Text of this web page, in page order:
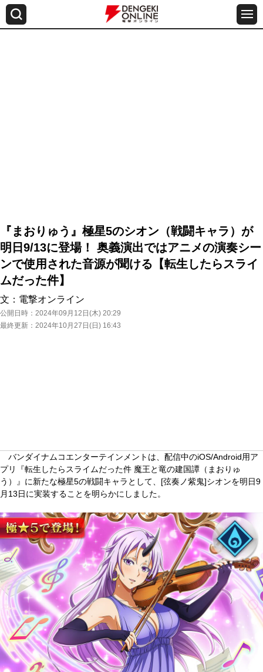
『まおりゅう』極星5のシオン（戦闘キャラ）が
明日9/13に登場！ 奥義演出ではアニメの演奏シー
ンで使用された音源が聞ける【転生したらスライ
ムだった件】
文： 電撃オンライン
公開日時： 2024年09月12日(木) 20:29
最終更新： 2024年10月27日(日) 16:43
バンダイナムコエンターテインメントは、配信中のiOS/Android用ア
プリ『転生したらスライムだった件 魔王と竜の建国譚（まおりゅ
う）』に新たな極星5の戦闘キャラとして、[弦奏ノ紫鬼]シオンを明日9
月13日に実装することを明らかにしました。